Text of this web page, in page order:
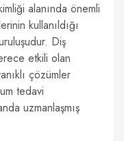
alanında önemli
kullanıldığı
Diş
etkili olan
çözümler
tedavi
uzmanlaşmış